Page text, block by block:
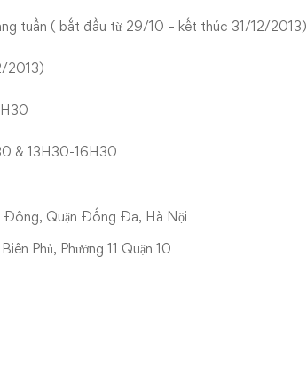
tuần ( bắt đầu từ 29/10 – kết thúc 31/12/2013)
2013)
& 13H30-16H30
Đông, Quận Đống Đa, Hà Nội
Phủ, Phường 11 Quận 10